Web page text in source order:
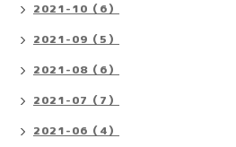
2021-10（6）
2021-09（5）
2021-08（6）
2021-07（7）
2021-06（4）